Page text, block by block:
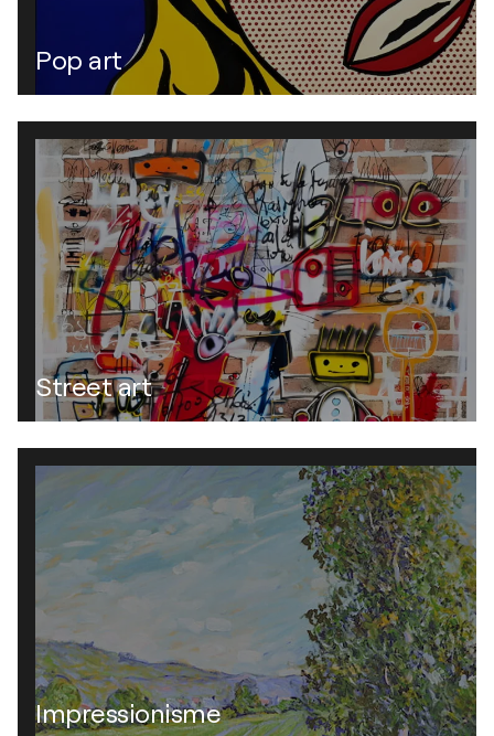
Pop art
Street art
Impressionisme